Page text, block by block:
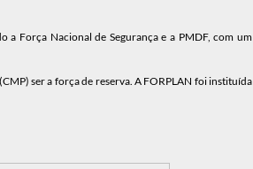
a Força Nacional de Segurança e a PMDF, com um
ser a força de reserva. A FORPLAN foi instituída